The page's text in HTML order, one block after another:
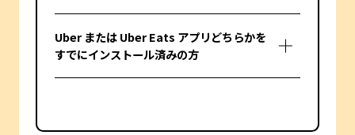
Uber または Uber Eats アプリどちらかを
すでにインストール済みの方